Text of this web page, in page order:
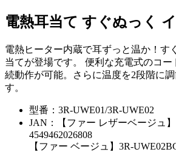
電熱耳当て すぐぬっく
電熱ヒーター内蔵で耳ずっと温か！す
当てが登場です。 便利な充電式のコー
続動作が可能。さらに温度を2段階に
す。
型番： 3R-UWE01/3R-UWE02
JAN：
【ファー レザーベージュ
4549462026808
【ファー ベージュ】3R-